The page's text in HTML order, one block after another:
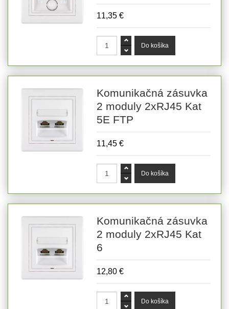
11,35 €
Komunikačná zásuvka
2 moduly 2xRJ45 Kat
5E FTP
11,45 €
Komunikačná zásuvka
2 moduly 2xRJ45 Kat
6
12,80 €